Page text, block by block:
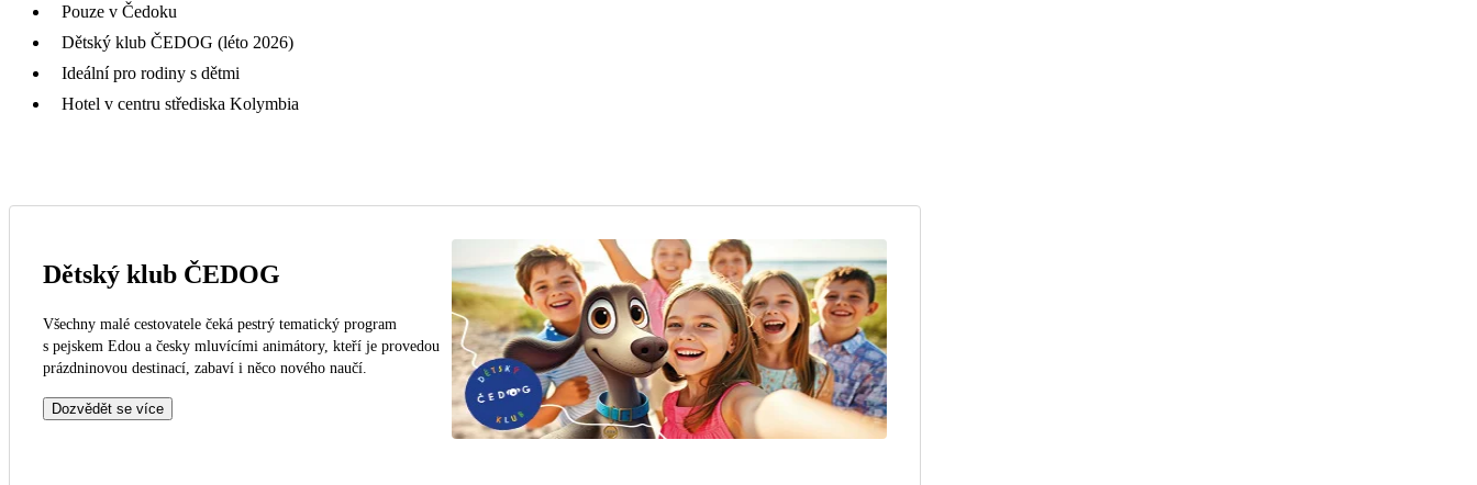
Pouze v Čedoku
Dětský klub ČEDOG (léto 2026)
Ideální pro rodiny s dětmi
Hotel v centru střediska Kolymbia
Dětský klub ČEDOG
Všechny malé cestovatele čeká pestrý tematický program
s pejskem Edou a česky mluvícími animátory, kteří je provedou
prázdninovou destinací, zabaví i něco nového naučí.
Dozvědět se více